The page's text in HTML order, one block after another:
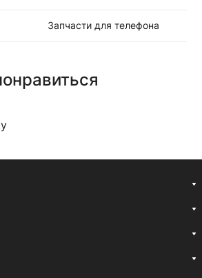
Запчасти для телефона